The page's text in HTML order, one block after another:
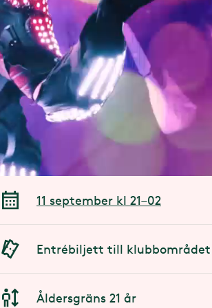
11 september kl 21–02
Entrébiljett till klubbområdet
Åldersgräns 21 år